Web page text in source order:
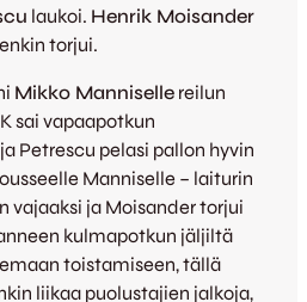
laukoi. Henrik Moisander
torjui.
Mikko Manniselle reilun
sai vapaapotkun
Petrescu pelasi pallon hyvin
Manniselle – laiturin
vajaaksi ja Moisander torjui
kulmapotkun jäljiltä
toistamiseen, tällä
liikaa puolustajien jalkoja,